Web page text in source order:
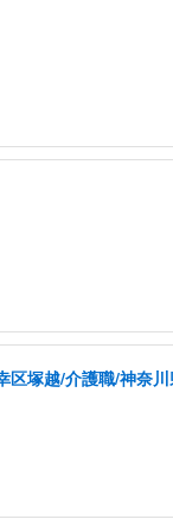
区塚越/介護職/神奈